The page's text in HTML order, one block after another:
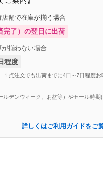
舗で在庫が揃う場合
完了）の翌日に出荷
揃わない場合
程度
点注文でも出荷までに4日～7日程度お
デンウィーク、お盆等）やセール時期
詳しくはご利用ガイドをご